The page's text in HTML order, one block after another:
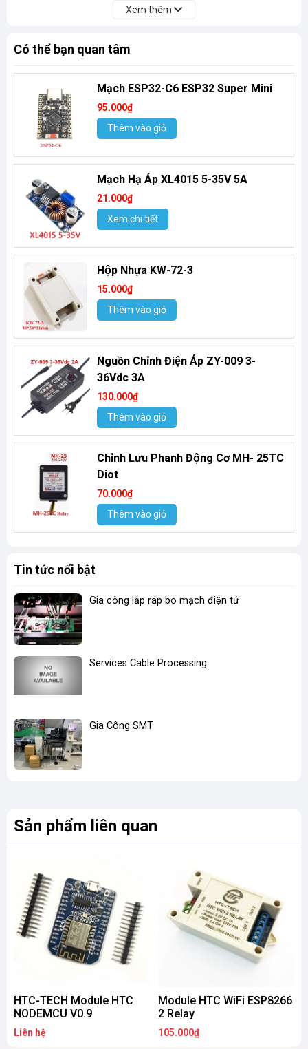
Xem thêm
Có thể bạn quan tâm
Mạch ESP32-C6 ESP32 Super Mini
95.000₫
Thêm vào giỏ
Mạch Hạ Áp XL4015 5-35V 5A
21.000₫
Xem chi tiết
Hộp Nhựa KW-72-3
15.000₫
Thêm vào giỏ
Nguồn Chỉnh Điện Áp ZY-009 3-
36Vdc 3A
130.000₫
Thêm vào giỏ
Chỉnh Lưu Phanh Động Cơ MH- 25TC
Diot
70.000₫
Thêm vào giỏ
Tin tức nổi bật
Gia công lắp ráp bo mạch điện tử
Services Cable Processing
Gia Công SMT
Sản phẩm liên quan
HTC-TECH Module HTC
NODEMCU V0.9
Liên hệ
Module HTC WiFi ESP8266
2 Relay
105.000₫